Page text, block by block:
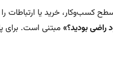
کسب‌وکار، خرید یا
راضی بودید؟»مبتنی است. برای